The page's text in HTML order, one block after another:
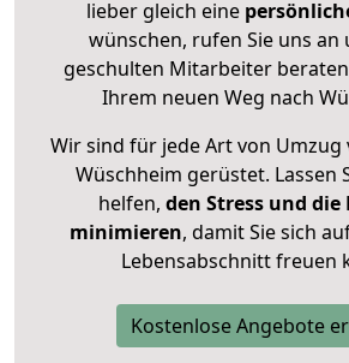
lieber gleich eine
wünschen, rufen Sie uns an
geschulten Mitarbeiter
Ihrem neuen Weg nach
Wir sind für jede Art von
Wüschheim gerüstet. Lassen
helfen, den Stress und die
minimieren, damit Sie sich
Lebensabschnitt freuen
Kostenlose Angebote